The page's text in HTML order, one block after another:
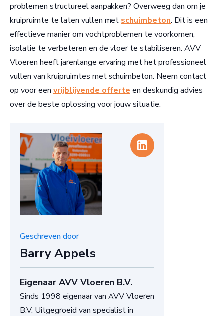
problemen structureel aanpakken? Overweeg dan om je
kruipruimte te laten vullen met schuimbeton. Dit is een
effectieve manier om vochtproblemen te voorkomen,
isolatie te verbeteren en de vloer te stabiliseren. AVV
Vloeren heeft jarenlange ervaring met het professioneel
vullen van kruipruimtes met schuimbeton. Neem contact
op voor een vrijblijvende offerte en deskundig advies
over de beste oplossing voor jouw situatie.
Geschreven door
Barry Appels
Eigenaar AVV Vloeren B.V.
Sinds 1998 eigenaar van AVV Vloeren
B.V. Uitgegroeid van specialist in